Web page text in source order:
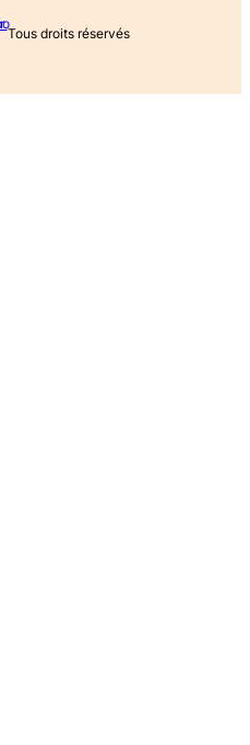
Tous droits réservés